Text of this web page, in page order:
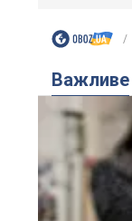
Важливе